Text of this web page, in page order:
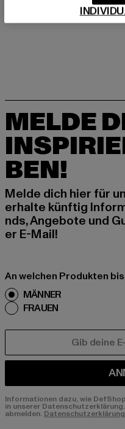
LIEFERUNG &
MELDE
BEN!
Melde dich hier für
erhalte künftig
nds, Angebote und
er E-Mail!
An welchen Produkten
MÄNNER
FRAUEN
Informationen dazu, wie
in unserer
abmelden.